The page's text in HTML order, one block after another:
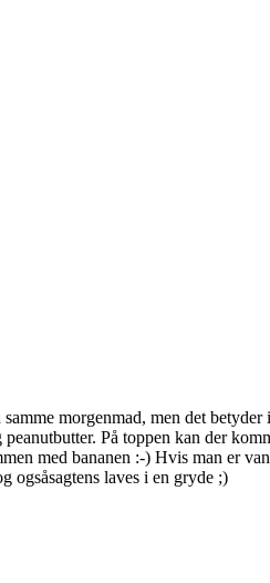
morgenmad, men det
På toppen kan der
med bananen :-) Hvis man er
ogsåsagtens laves i en gryde ;)